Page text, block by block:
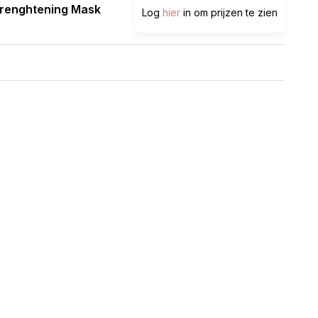
Mask Log hierin om prijzen te zien